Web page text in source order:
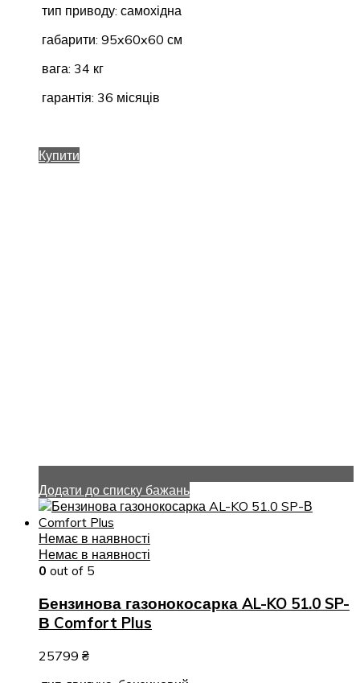
тип приводу: самохідна
габарити: 95x60x60 см
вага: 34 кг
гарантія: 36 місяців
Купити
Додати до списку бажань
Немає в наявності
Немає в наявності
0 out of 5
Бензинова газонокосарка AL-KO 51.0 SP-
В Comfort Plus
25799 ₴